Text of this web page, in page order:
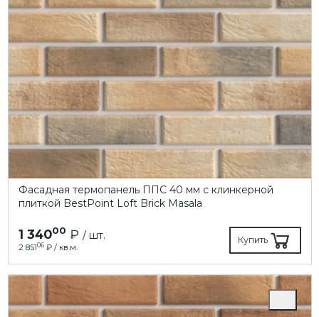
Фасадная термопанель ППC 40 мм с клинкерной
плиткой BestPoint Loft Brick Masala
1 34000 ₽ / шт.
2 85106₽ / кв.м.
Купить